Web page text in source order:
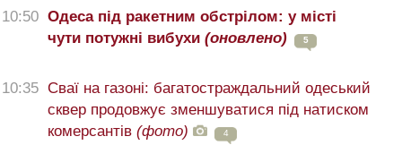
10:50 Одеса під ракетним обстрілом: у місті
чути потужні вибухи (оновлено) 5
10:35 Сваї на газоні: багатостраждальний одеський
сквер продовжує зменшуватися під натиском
комерсантів (фото) 4